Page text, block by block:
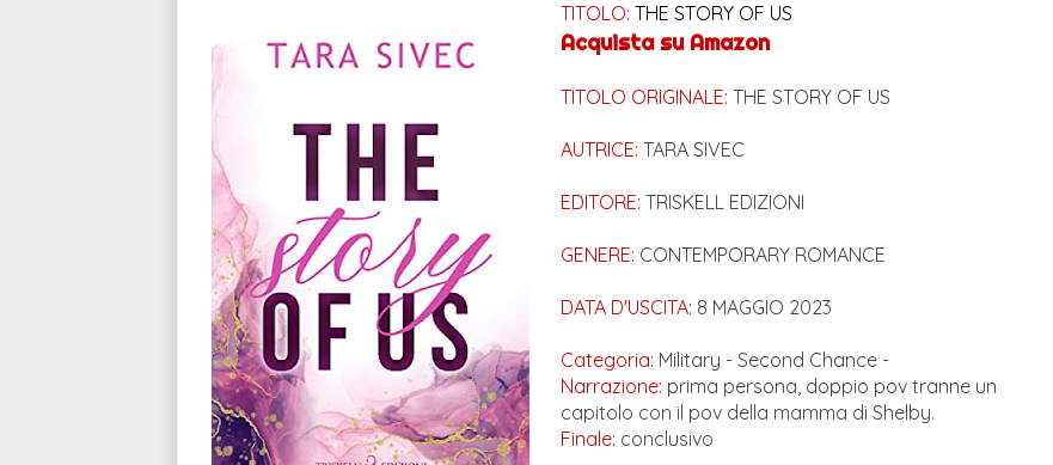
TITOLO: THE STORY OF US
Acquista suAmazon
TITOLO ORIGINALE: THE STORY OF US
AUTRICE: TARA SIVEC
EDITORE: TRISKELL EDIZIONI
GENERE: CONTEMPORARY ROMANCE
DATA D'USCITA: 8 MAGGIO 2023
Categoria: Military - Second Chance -
Narrazione: prima persona, doppio pov tranne un
capitolo con il pov della mamma di Shelby.
Finale: conclusivo